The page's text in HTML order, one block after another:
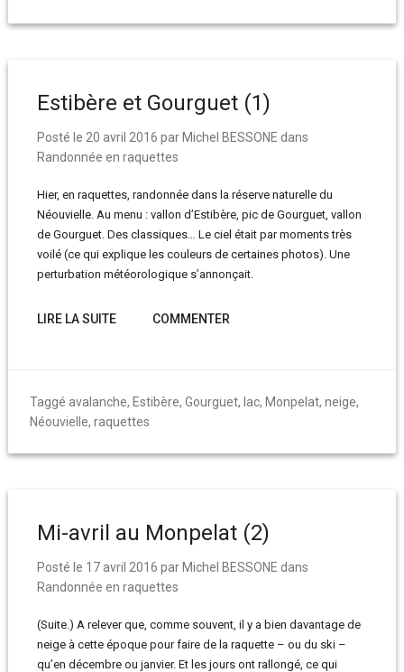
Estibère et Gourguet (1)
Posté le 20 avril 2016 par Michel BESSONE dans
Randonnée en raquettes
Hier, en raquettes, randonnée dans la réserve naturelle du
Néouvielle. Au menu : vallon d’Estibère, pic de Gourguet, vallon
de Gourguet. Des classiques… Le ciel était par moments très
voilé (ce qui explique les couleurs de certaines photos). Une
perturbation météorologique s’annonçait.
LIRE LA SUITE COMMENTER
Taggé avalanche, Estibère, Gourguet, lac, Monpelat, neige,
Néouvielle, raquettes
Mi-avril au Monpelat (2)
Posté le 17 avril 2016 par Michel BESSONE dans
Randonnée en raquettes
(Suite.) A relever que, comme souvent, il y a bien davantage de
neige à cette époque pour faire de la raquette – ou du ski –
qu’en décembre ou janvier. Et les jours ont rallongé, ce qui